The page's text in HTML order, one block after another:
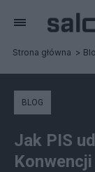
Strona główna
BLOG
Jak PIS